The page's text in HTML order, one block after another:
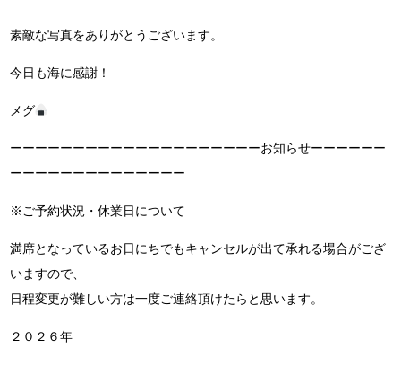
素敵な写真をありがとうございます。
今日も海に感謝！
メグ
ーーーーーーーーーーーーーーーーーーーーお知らせーーーーーー
ーーーーーーーーーーーーーー
※ご予約状況・休業日について
満席となっているお日にちでもキャンセルが出て承れる場合がござ
いますので、
日程変更が難しい方は一度ご連絡頂けたらと思います。
２０２６年